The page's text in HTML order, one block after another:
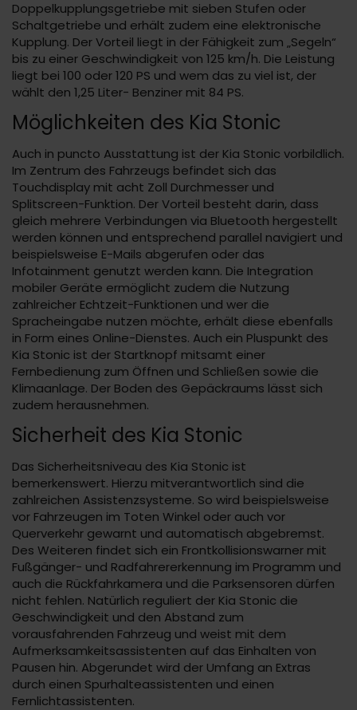
Doppelkupplungsgetriebe mit sieben Stufen oder
Schaltgetriebe und erhält zudem eine elektronische
Kupplung. Der Vorteil liegt in der Fähigkeit zum „Segeln“
bis zu einer Geschwindigkeit von 125 km/h. Die Leistung
liegt bei 100 oder 120 PS und wem das zu viel ist, der
wählt den 1,25 Liter- Benziner mit 84 PS.
Möglichkeiten des Kia Stonic
Auch in puncto Ausstattung ist der Kia Stonic vorbildlich.
Im Zentrum des Fahrzeugs befindet sich das
Touchdisplay mit acht Zoll Durchmesser und
Splitscreen-Funktion. Der Vorteil besteht darin, dass
gleich mehrere Verbindungen via Bluetooth hergestellt
werden können und entsprechend parallel navigiert und
beispielsweise E-Mails abgerufen oder das
Infotainment genutzt werden kann. Die Integration
mobiler Geräte ermöglicht zudem die Nutzung
zahlreicher Echtzeit-Funktionen und wer die
Spracheingabe nutzen möchte, erhält diese ebenfalls
in Form eines Online-Dienstes. Auch ein Pluspunkt des
Kia Stonic ist der Startknopf mitsamt einer
Fernbedienung zum Öffnen und Schließen sowie die
Klimaanlage. Der Boden des Gepäckraums lässt sich
zudem herausnehmen.
Sicherheit des Kia Stonic
Das Sicherheitsniveau des Kia Stonic ist
bemerkenswert. Hierzu mitverantwortlich sind die
zahlreichen Assistenzsysteme. So wird beispielsweise
vor Fahrzeugen im Toten Winkel oder auch vor
Querverkehr gewarnt und automatisch abgebremst.
Des Weiteren findet sich ein Frontkollisionswarner mit
Fußgänger- und Radfahrererkennung im Programm und
auch die Rückfahrkamera und die Parksensoren dürfen
nicht fehlen. Natürlich reguliert der Kia Stonic die
Geschwindigkeit und den Abstand zum
vorausfahrenden Fahrzeug und weist mit dem
Aufmerksamkeitsassistenten auf das Einhalten von
Pausen hin. Abgerundet wird der Umfang an Extras
durch einen Spurhalteassistenten und einen
Fernlichtassistenten.